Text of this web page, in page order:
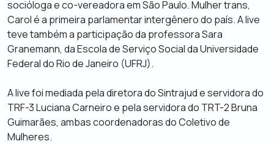
socióloga e co-vereadora em São Paulo. Mulher trans,
Carol é a primeira parlamentar intergênero do país. Alive
teve também a participação da professora Sara
Granemann, da Escola de Serviço Social da Universidade
Federal do Rio de Janeiro (UFRJ).
Alivefoi mediada pela diretora do Sintrajud e servidora do
TRF-3 Luciana Carneiro e pela servidora do TRT-2 Bruna
Guimarães, ambas coordenadoras do Coletivo de
Mulheres.